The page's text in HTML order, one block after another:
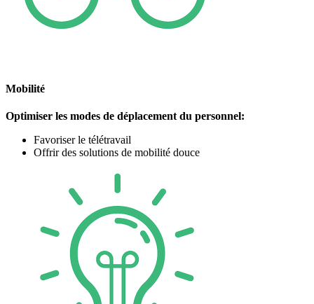
Mobilité
Optimiser les modes de déplacement du personnel:
Favoriser le télétravail
Offrir des solutions de mobilité douce